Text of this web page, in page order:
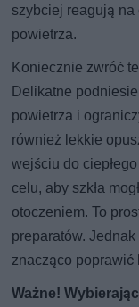
szybciej reagują na
powietrza.
Koniecznie zwróć
Delikatne
powietrza i
również lekkie
wejściu do
celu, aby szkła
otoczeniem. To
preparatów.
znacząco poprawić
Ważne!